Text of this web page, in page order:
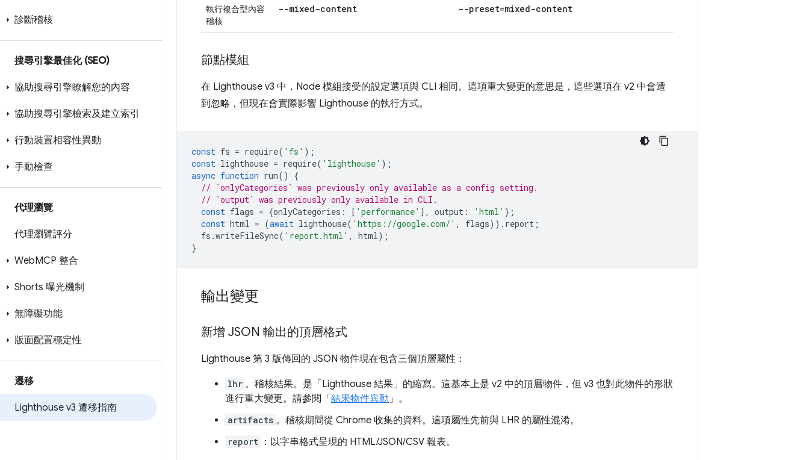
診斷稽核
搜尋引擎最佳化 (SEO)
協助搜尋引擎瞭解您的內容
協助搜尋引擎檢索及建立索引
行動裝置相容性異動
手動檢查
代理瀏覽
代理瀏覽評分
WebMCP 整合
Shorts 曝光機制
無障礙功能
版面配置穩定性
遷移
Lighthouse v3 遷移指南
執行複合型內容
稽核
--mixed-content --preset=mixed-content
節點模組
在 Lighthouse v3 中，Node 模組接受的設定選項與 CLI 相同。這項重大變更的意思是，這些選項在 v2 中會遭
到忽略，但現在會實際影響 Lighthouse 的執行方式。
const fs = require( 'fs' );
const lighthouse = require( 'lighthouse' );
async function run()
{
// `onlyCategories` was previously only available as a config setting.
// `output` was previously only available in CLI.
const flags = {onlyCategories : [ 'performance' ], output : 'html' };
const html = (await lighthouse( 'https://google.com/' , flags)). report ;
fs .writeFileSync( 'report.html' , html);
}
輸出變更
新增 JSON 輸出的頂層格式
Lighthouse 第 3 版傳回的 JSON 物件現在包含三個頂層屬性：
lhr 。稽核結果。是「Lighthouse 結果」的縮寫。這基本上是 v2 中的頂層物件，但 v3 也對此物件的形狀
進行重大變更。請參閱「 結果物件異動」。
artifacts 。稽核期間從 Chrome 收集的資料。這項屬性先前與 LHR 的屬性混淆。
report ：以字串格式呈現的 HTML/JSON/CSV 報表。